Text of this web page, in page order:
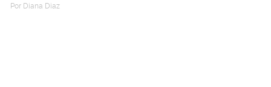
Por Diana Diaz